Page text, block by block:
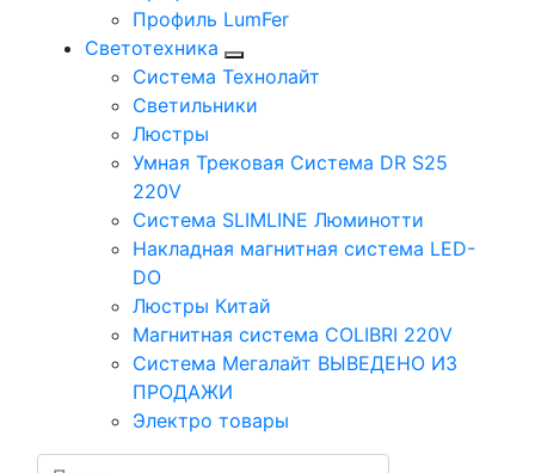
Профиль LumFer
Светотехника
Система Технолайт
Светильники
Люстры
Умная Трековая Система DR S25
220V
Система SLIMLINE Люминотти
Накладная магнитная система LED-
DO
Люстры Китай
Магнитная система COLIBRI 220V
Система Мегалайт ВЫВЕДЕНО ИЗ
ПРОДАЖИ
Электро товары